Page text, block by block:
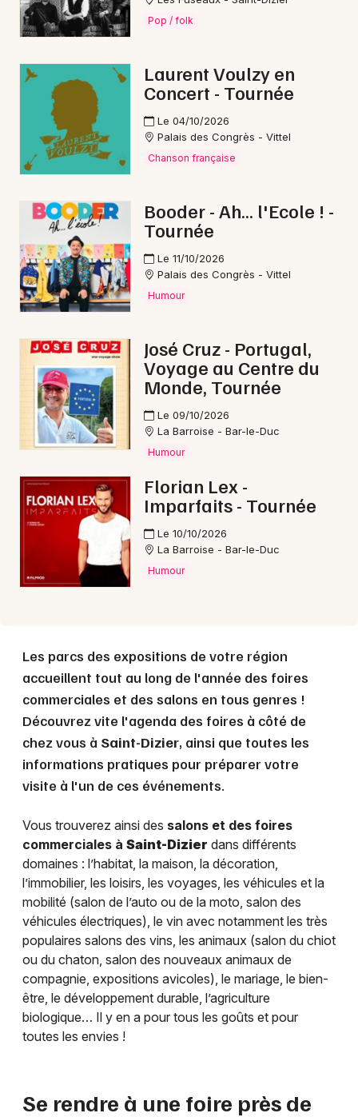
Foires en Champagne-Ardenne
Foires dans le Grand Est
Newsletter des sorties
Artistes en tournée
Actus à Saint-Dizier
Magazine à Saint-Dizier
Choisir mes départements
Mon email
Je m'abonne
Pop / folk
Laurent Voulzy en
Concert - Tournée
Le 04/10/2026
Palais des Congrès - Vittel
Chanson française
Booder - Ah... l'Ecole ! -
Tournée
Le 11/10/2026
Palais des Congrès - Vittel
Humour
José Cruz - Portugal,
Voyage au Centre du
Monde, Tournée
Le 09/10/2026
La Barroise - Bar-le-Duc
Humour
Florian Lex -
Imparfaits - Tournée
Le 10/10/2026
La Barroise - Bar-le-Duc
Humour
Les parcs des expositions de votre région
accueillent tout au long de l'année des foires
commerciales et des salons en tous genres !
Découvrez vite l'agenda des foires à côté de
chez vous à Saint-Dizier, ainsi que toutes les
informations pratiques pour préparer votre
visite à l'un de ces événements.
Vous trouverez ainsi des salons et des foires
commerciales à Saint-Dizier dans différents
domaines : l’habitat, la maison, la décoration,
l’immobilier, les loisirs, les voyages, les véhicules et la
mobilité (salon de l’auto ou de la moto, salon des
véhicules électriques), le vin avec notamment les très
populaires salons des vins, les animaux (salon du chiot
ou du chaton, salon des nouveaux animaux de
compagnie, expositions avicoles), le mariage, le bien-
être, le développement durable, l’agriculture
biologique… Il y en a pour tous les goûts et pour
toutes les envies !
Se rendre à une foire près de